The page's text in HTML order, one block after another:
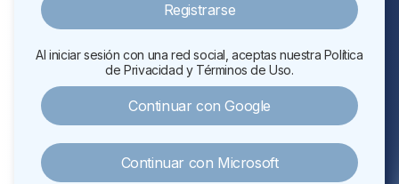
Registrarse
Al iniciar sesión con una red social, aceptas nuestra Política
de Privacidad y Términos de Uso.
Continuar con Google
Continuar con Microsoft